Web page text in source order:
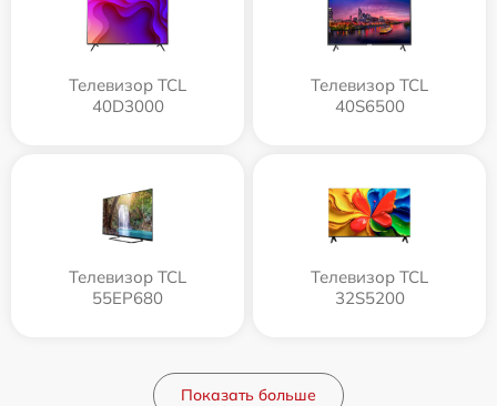
Телевизор TCL
40D3000
Телевизор TCL
40S6500
Телевизор TCL
55EP680
Телевизор TCL
32S5200
Показать больше